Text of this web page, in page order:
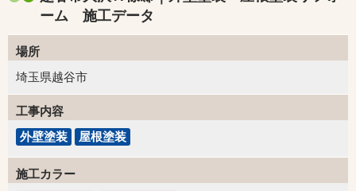
ーム 施工データ
場所
埼玉県越谷市
工事内容
外壁塗装
屋根塗装
施工カラー